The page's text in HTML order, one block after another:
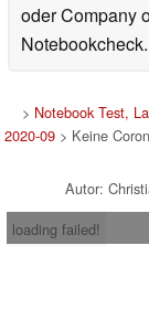
oder Company
Notebookcheck.
> Notebook Test,
2020-09> Keine
Autor:
loading failed!